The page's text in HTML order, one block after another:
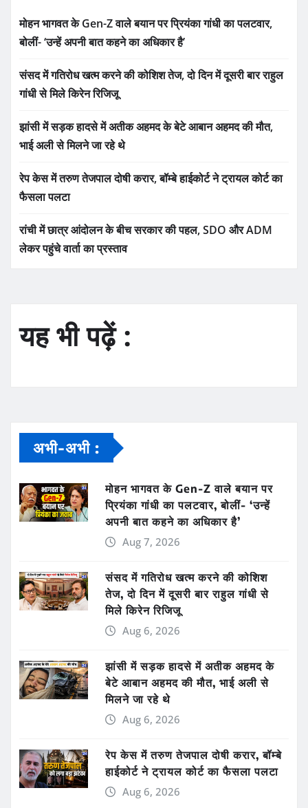
मोहन भागवत के Gen-Z वाले बयान पर प्रियंका गांधी का पलटवार,
बोलीं- ‘उन्हें अपनी बात कहने का अधिकार है’
संसद में गतिरोध खत्म करने की कोशिश तेज, दो दिन में दूसरी बार राहुल
गांधी से मिले किरेन रिजिजू
झांसी में सड़क हादसे में अतीक अहमद के बेटे आबान अहमद की मौत,
भाई अली से मिलने जा रहे थे
रेप केस में तरुण तेजपाल दोषी करार, बॉम्बे हाईकोर्ट ने ट्रायल कोर्ट का
फैसला पलटा
रांची में छात्र आंदोलन के बीच सरकार की पहल, SDO और ADM
लेकर पहुंचे वार्ता का प्रस्ताव
यह भी पढ़ें :
अभी-अभी :
मोहन भागवत के Gen-Z वाले बयान पर
प्रियंका गांधी का पलटवार, बोलीं- ‘उन्हें
अपनी बात कहने का अधिकार है’
Aug 7, 2026
संसद में गतिरोध खत्म करने की कोशिश
तेज, दो दिन में दूसरी बार राहुल गांधी से
मिले किरेन रिजिजू
Aug 6, 2026
झांसी में सड़क हादसे में अतीक अहमद के
बेटे आबान अहमद की मौत, भाई अली से
मिलने जा रहे थे
Aug 6, 2026
रेप केस में तरुण तेजपाल दोषी करार, बॉम्बे
हाईकोर्ट ने ट्रायल कोर्ट का फैसला पलटा
Aug 6, 2026